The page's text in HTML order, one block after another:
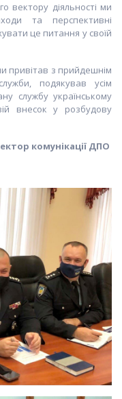
вектору діяльності ми
та перспективні
це питання у своїй
привітав з прийдешнім
подякував усім
службу українському
внесок у розбудову
комунікації ДПО